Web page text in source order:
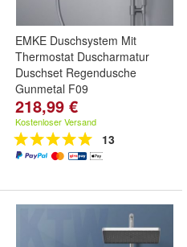
EMKE Duschsystem Mit
Thermostat Duscharmatur
Duschset Regendusche
Gunmetal F09
218,99 €
Kostenloser Versand
13